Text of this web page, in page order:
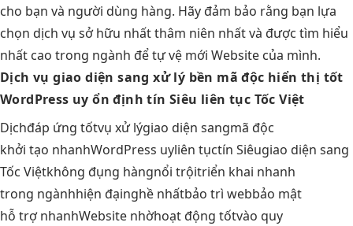
cho bạn và người dùng hàng. Hãy đảm bảo rằng bạn lựa
chọn dịch vụ sở hữu nhất thâm niên nhất và được tìm hiểu
nhất cao trong ngành để tự vệ mới Website của mình.
Dịch vụgiao diện sang xử lý bền mã độc hiển thị tốt
WordPress uyổn định tín Siêu liên tục Tốc Việt
Dịchđáp ứng tốtvụ xử lýgiao diện sangmã độc
khởi tạo nhanhWordPress uyliên tụctín Siêugiao diện sang
Tốc Việtkhông đụng hàngnổi trộitriển khai nhanh
trong ngànhhiện đạinghề nhấtbảo trì webbảo mật
hỗ trợ nhanhWebsite nhờhoạt động tốtvào quy